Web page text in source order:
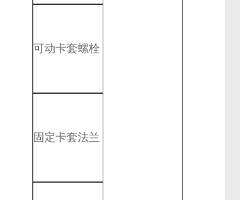
可动卡套螺栓
固定卡套法兰